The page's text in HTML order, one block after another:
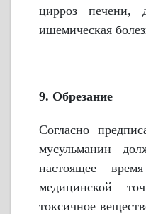
цирроз печени,
ишемическая
9. Обрезание
Согласно
мусульманин
настоящее
медицинской
токсичное